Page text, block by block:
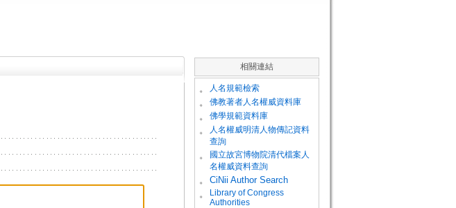
相關連結
。 人名規範檢索
。 佛教著者人名權威資料庫
。 佛學規範資料庫
。
人名權威明清人物傳記資料
查詢
。
國立故宮博物院清代檔案人
名權威資料查詢
。
CiNii Author Search
。
Library of Congress
Authorities